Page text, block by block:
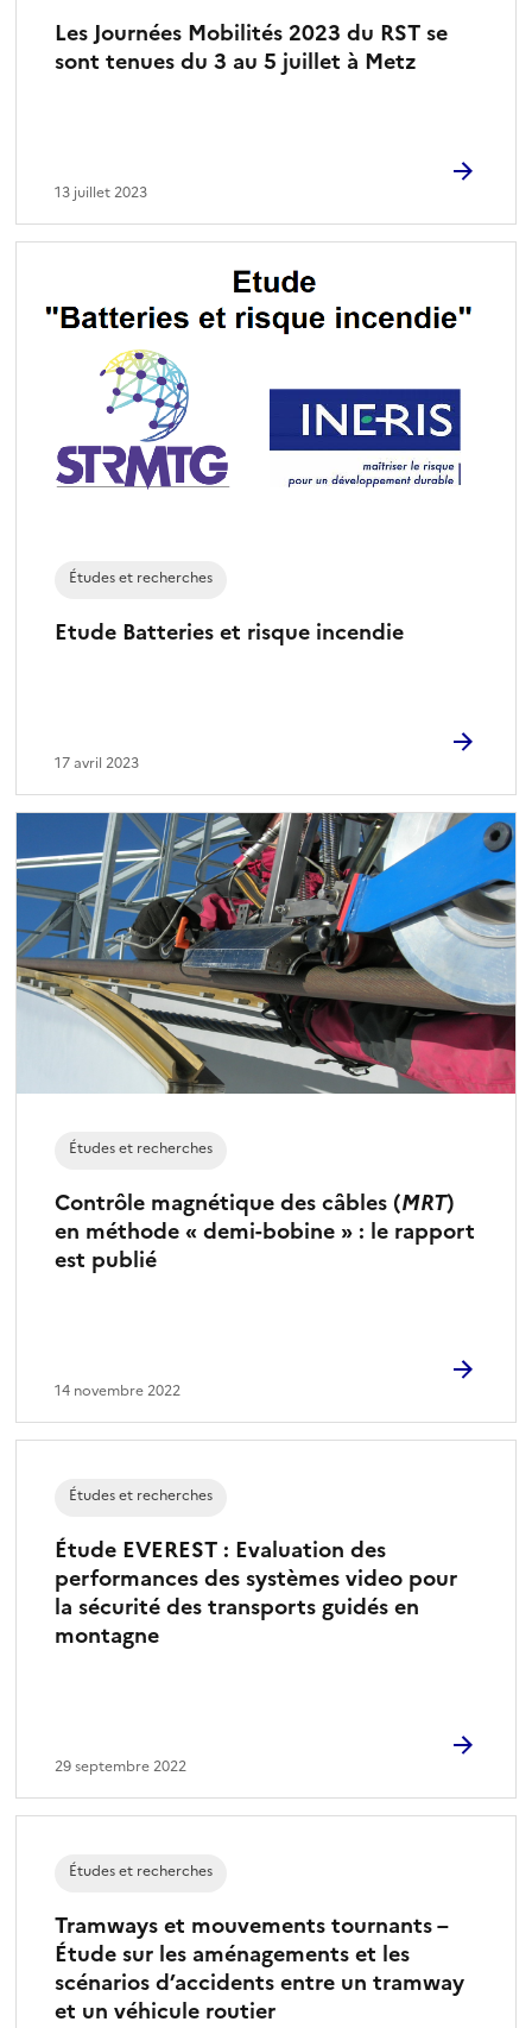
Les Journées Mobilités 2023 du RST se
sont tenues du 3 au 5 juillet à Metz
13 juillet 2023
Etude Batteries et risque incendie
Études et recherches
17 avril 2023
Contrôle magnétique des câbles (MRT)
en méthode « demi-bobine » : le rapport
est publié
Études et recherches
14 novembre 2022
Étude EVEREST : Evaluation des
performances des systèmes video pour
la sécurité des transports guidés en
montagne
Études et recherches
29 septembre 2022
Tramways et mouvements tournants –
Étude sur les aménagements et les
scénarios d’accidents entre un tramway
et un véhicule routier
Études et recherches